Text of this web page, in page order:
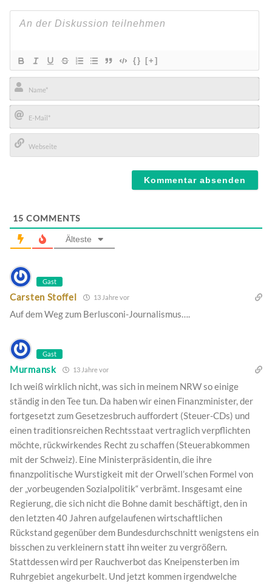
{} [+]
Name*
E-
Mail*
15 COMMENTS
Älteste
Gast
Carsten Stoffel 13 Jahre vor
Auf dem Weg zum Berlusconi-Journalismus….
Gast
Murmansk 13 Jahre vor
Ich weiß wirklich nicht, was sich in meinem NRW so einige
ständig in den Tee tun. Da haben wir einen Finanzminister, der
fortgesetzt zum Gesetzesbruch auffordert (Steuer-CDs) und
einen traditionsreichen Rechtsstaat vertraglich verpflichten
möchte, rückwirkendes Recht zu schaffen (Steuerabkommen
mit der Schweiz). Eine Ministerpräsidentin, die ihre
finanzpolitische Wurstigkeit mit der Orwell’schen Formel von
der „vorbeugenden Sozialpolitik“ verbrämt. Insgesamt eine
Regierung, die sich nicht die Bohne damit beschäftigt, den in
den letzten 40 Jahren aufgelaufenen wirtschaftlichen
Rückstand gegenüber dem Bundesdurchschnitt wenigstens ein
bisschen zu verkleinern statt ihn weiter zu vergrößern.
Stattdessen wird per Rauchverbot das Kneipensterben im
Ruhrgebiet angekurbelt. Und jetzt kommen irgendwelche